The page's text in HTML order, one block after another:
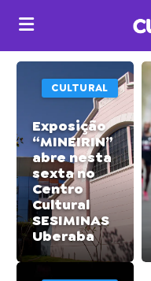
Destaques
CULTURAL
Exposição
“MINEIRIN”
abre nesta
sexta no
Centro
Cultural
SESIMINAS
Uberaba